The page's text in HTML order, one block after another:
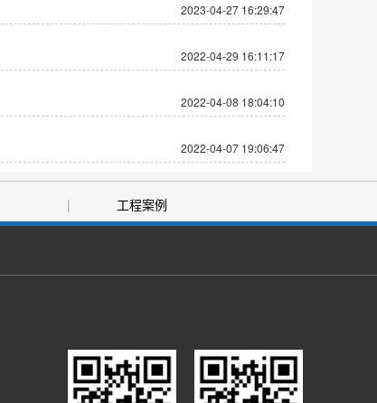
2023-04-27 16:29:47
2022-04-29 16:11:17
2022-04-08 18:04:10
2022-04-07 19:06:47
| 工程案例